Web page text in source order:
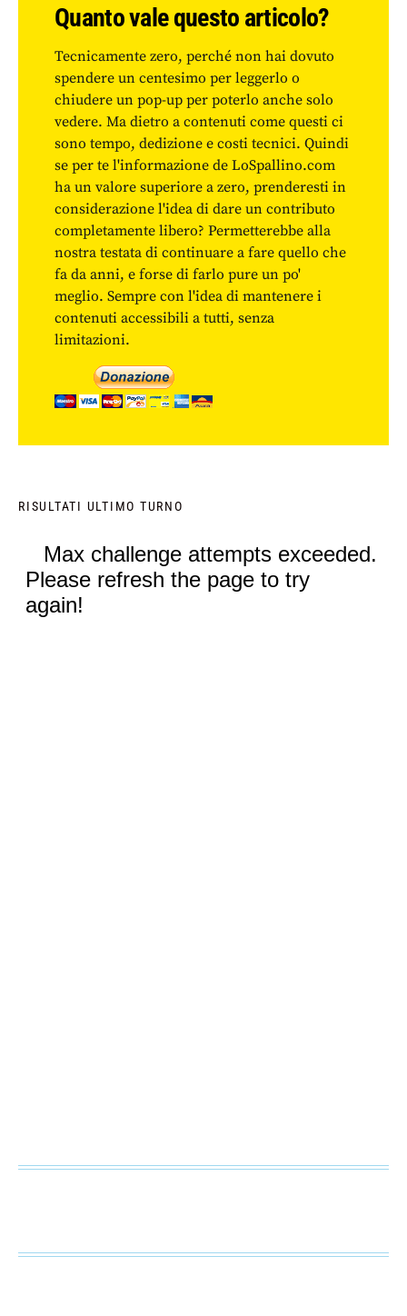
Quanto vale questo articolo?
Tecnicamente zero, perché non hai dovuto
spendere un centesimo per leggerlo o
chiudere un pop-up per poterlo anche solo
vedere. Ma dietro a contenuti come questi ci
sono tempo, dedizione e costi tecnici. Quindi
se per te l'informazione de LoSpallino.com
ha un valore superiore a zero, prenderesti in
considerazione l'idea di dare un contributo
completamente libero? Permetterebbe alla
nostra testata di continuare a fare quello che
fa da anni, e forse di farlo pure un po'
meglio. Sempre con l'idea di mantenere i
contenuti accessibili a tutti, senza
limitazioni.
RISULTATI ULTIMO TURNO